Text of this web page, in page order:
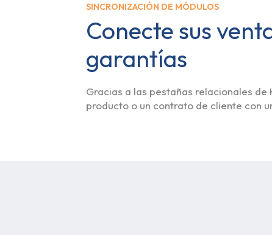
SINCRONIZACIÓN DE MÓDULOS
Conecte sus
garantías
Gracias a las pestañas relacionales
producto o un contrato de cliente con